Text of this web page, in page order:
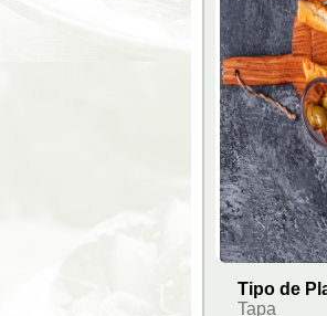
Tipo de
Tapa